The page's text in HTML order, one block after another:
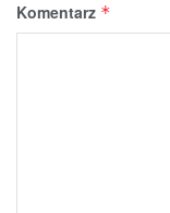
Komentarz *